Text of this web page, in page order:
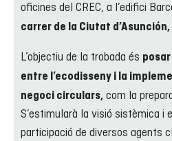
oficines del CREC, a l’edifici
carrer de la Ciutat d’Asunción,
L’objectiu de la trobada és
entre l’ecodisseny i la
negoci circulars, com la
S’estimularà la visió sistèmica i
participació de diversos agents